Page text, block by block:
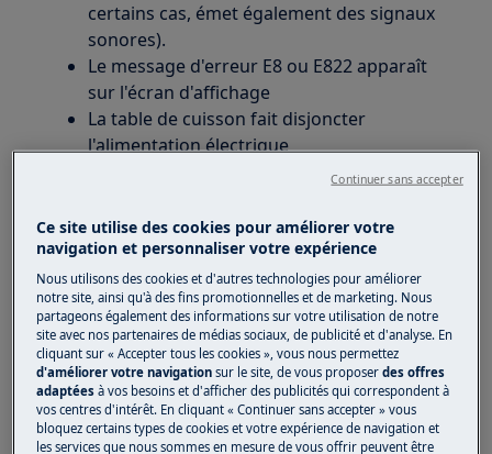
certains cas, émet également des signaux
sonores).
Le message d'erreur E8 ou E822 apparaît
sur l'écran d'affichage
La table de cuisson fait disjoncter
l'alimentation électrique
table à induction
cuisinière avec table à induction
Solution :
Dans le cas d’une nouvelle installation, les
problèmes mentionnés ci-dessus indiquent
généralement que l'appareil n’a pas été installé
correctement.
Ce site utilise des cookies pour améliorer votre
navigation et personnaliser votre expérience
Nous utilisons des cookies et d'autres technologies pour améliorer
notre site, ainsi qu'à des fins promotionnelles et de marketing. Nous
partageons également des informations sur votre utilisation de notre
site avec nos partenaires de médias sociaux, de publicité et d'analyse. En
cliquant sur « Accepter tous les cookies », vous nous permettez
d'améliorer votre navigation sur le site, de vous proposerdes offres
adaptées à vos besoins et d'afficher des publicités qui correspondent à
vos centres d'intérêt. En cliquant « Continuer sans accepter » vous
bloquez certains types de cookies et votre expérience de navigation et
les services que nous sommes en mesure de vous offrir peuvent être
Continuer sans accepter